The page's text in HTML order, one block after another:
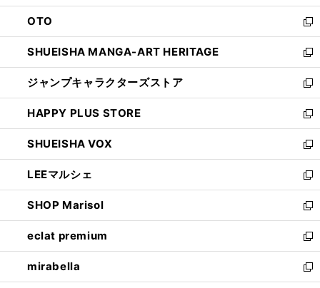
ウ
で
開
く
ン
ド
ウ
で
開
く
OTO
新
し
い
ウ
ィ
ン
ド
ウ
で
開
く
SHUEISHA MANGA-ART HERITAGE
新
し
い
ウ
ィ
ン
ド
ウ
で
開
く
ジャンプキャラクターズストア
新
し
い
ウ
ィ
ン
ド
ウ
で
開
く
HAPPY PLUS STORE
新
し
い
ウ
ィ
ン
ド
ウ
で
開
く
SHUEISHA VOX
新
し
い
ウ
ィ
ン
ド
ウ
で
開
LEEマルシェ
新
し
い
ウ
ィ
ン
ド
ウ
SHOP Marisol
新
し
い
ウ
ィ
ン
eclat premium
新
し
い
ウ
mirabella
新
し